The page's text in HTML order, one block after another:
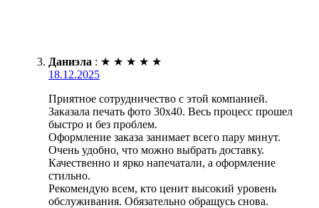
Даниэла : ★ ★ ★ ★ ★
18.12.2025
Приятное сотрудничество с этой компанией.
Заказала печать фото 30х40. Весь процесс прошел
быстро и без проблем.
Оформление заказа занимает всего пару минут.
Очень удобно, что можно выбрать доставку.
Качественно и ярко напечатали, а оформление
стильно.
Рекомендую всем, кто ценит высокий уровень
обслуживания. Обязательно обращусь снова.